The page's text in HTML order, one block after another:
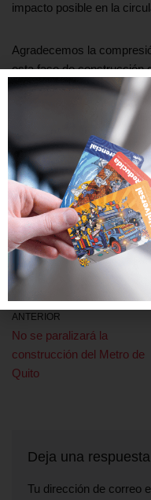
impacto posible en la
Agradecemos la
esta fase de construcción
infraestructura de
Etiquetas: AV AMAZONAS
CIERRE CIRCULACIÓN
NORTE
ANTERIOR
No se paralizará la
construcción del Metro de
Quito
Deja una respuesta
Tu dirección de correo